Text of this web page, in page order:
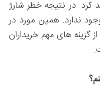
کرد. در نتیجه خطر شارژ
ندارد. همین مورد در
گزینه های مهم خریداران